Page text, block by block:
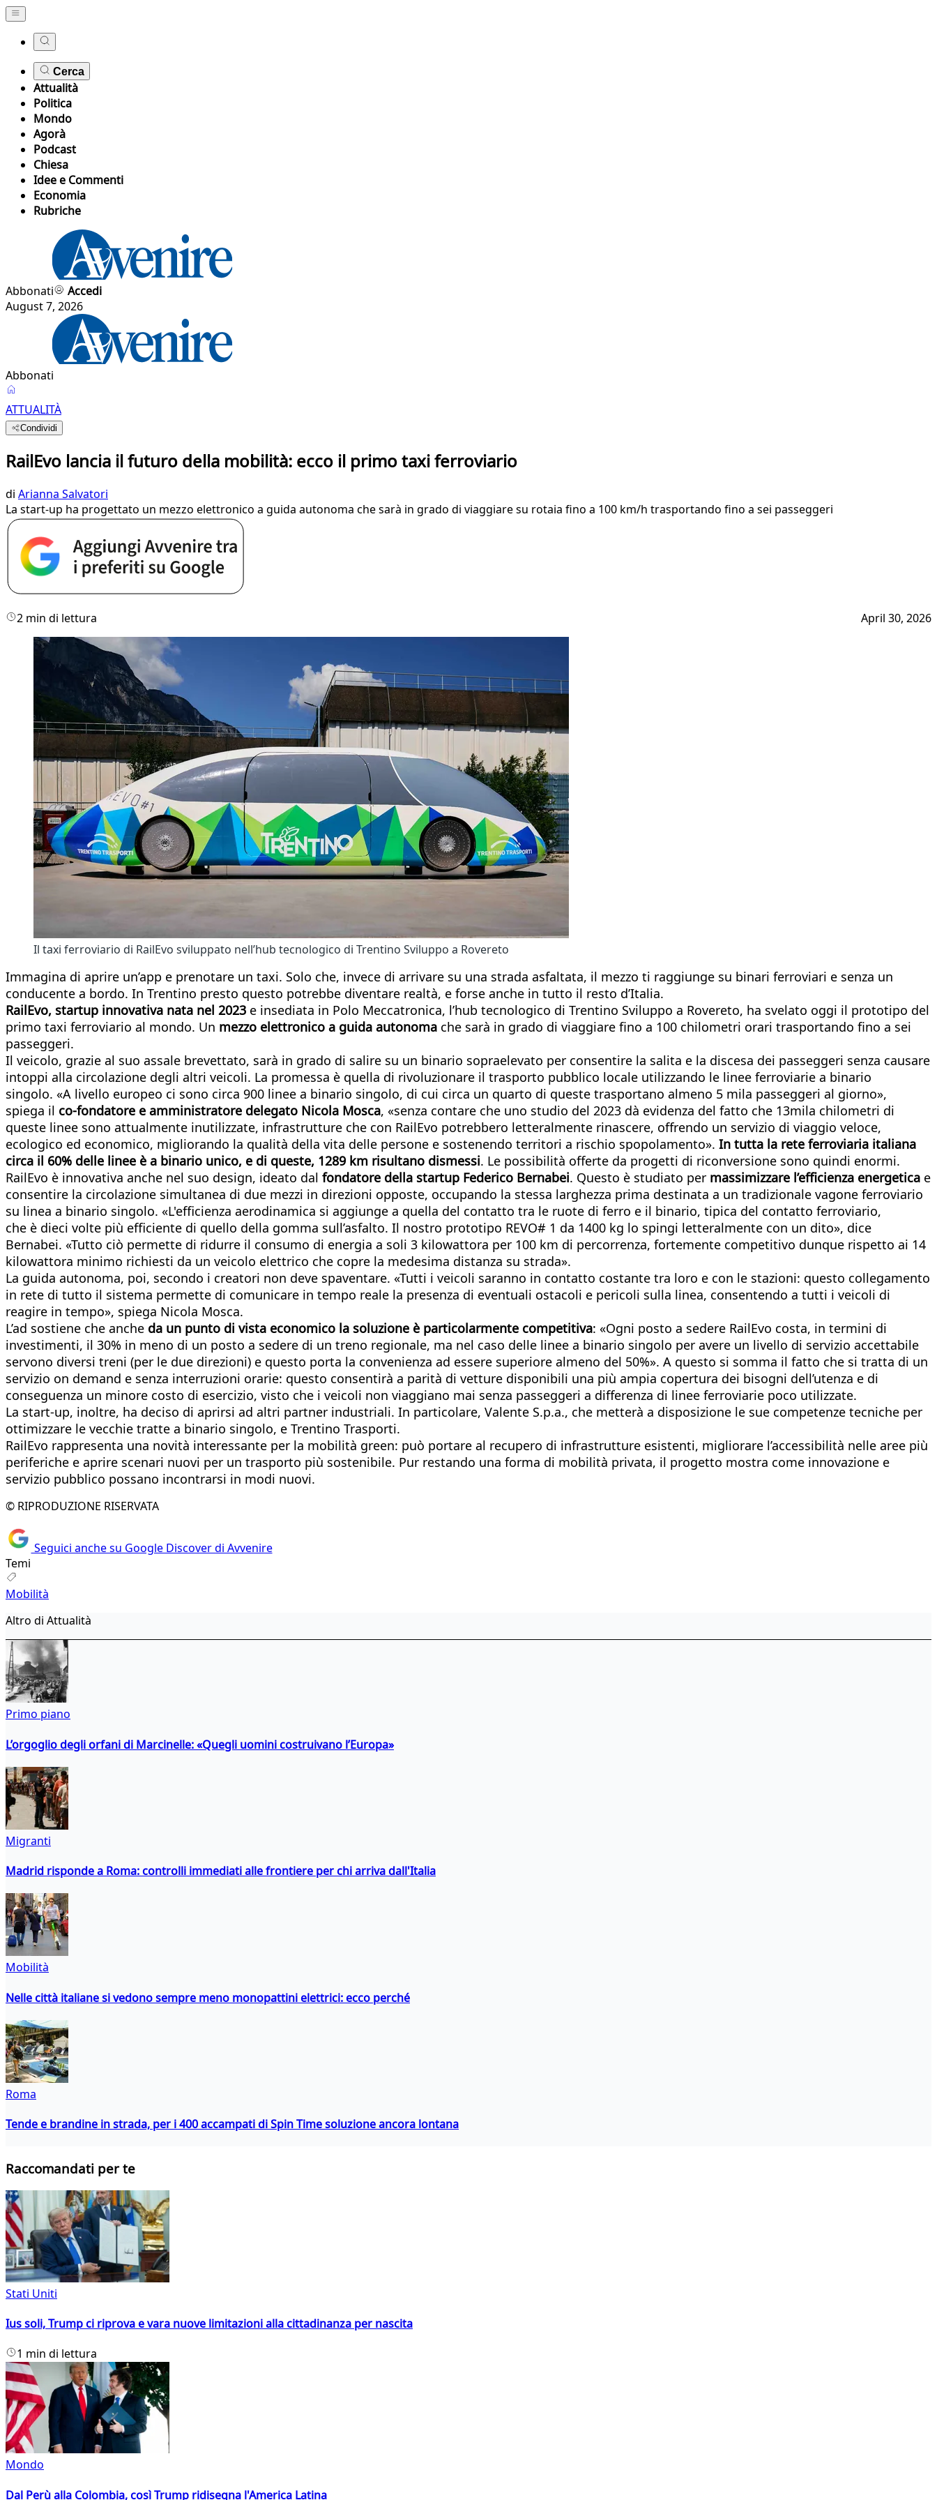
Cerca
Attualità
Politica
Mondo
Agorà
Podcast
Chiesa
Idee e Commenti
Economia
Rubriche
Abbonati
Accedi
August 7, 2026
Abbonati
ATTUALITÀ
Condividi
RailEvo lancia il futuro della mobilità: ecco il primo taxi ferroviario
di Arianna Salvatori
La start-up ha progettato un mezzo elettronico a guida autonoma che sarà in grado di viaggiare su rotaia fino a 100 km/h trasportando fino a sei passeggeri
2 min di lettura April 30, 2026
Il taxi ferroviario di RailEvo sviluppato nell’hub tecnologico di Trentino Sviluppo a Rovereto
Immagina di aprire un’app e prenotare un taxi. Solo che, invece di arrivare su una strada asfaltata, il mezzo ti raggiunge su binari ferroviari e senza un
conducente a bordo. In Trentino presto questo potrebbe diventare realtà, e forse anche in tutto il resto d’Italia.
RailEvo, startup innovativa nata nel 2023 e insediata in Polo Meccatronica, l’hub tecnologico di Trentino Sviluppo a Rovereto, ha svelato oggi il prototipo del
primo taxi ferroviario al mondo. Un mezzo elettronico a guida autonoma che sarà in grado di viaggiare fino a 100 chilometri orari trasportando fino a sei
passeggeri.
Il veicolo, grazie al suo assale brevettato, sarà in grado di salire su un binario sopraelevato per consentire la salita e la discesa dei passeggeri senza causare
intoppi alla circolazione degli altri veicoli. La promessa è quella di rivoluzionare il trasporto pubblico locale utilizzando le linee ferroviarie a binario
singolo. «A livello europeo ci sono circa 900 linee a binario singolo, di cui circa un quarto di queste trasportano almeno 5 mila passeggeri al giorno»,
spiega il co-fondatore e amministratore delegato Nicola Mosca, «senza contare che uno studio del 2023 dà evidenza del fatto che 13mila chilometri di
queste linee sono attualmente inutilizzate, infrastrutture che con RailEvo potrebbero letteralmente rinascere, offrendo un servizio di viaggio veloce,
ecologico ed economico, migliorando la qualità della vita delle persone e sostenendo territori a rischio spopolamento». In tutta la rete ferroviaria italiana
circa il 60% delle linee è a binario unico, e di queste, 1289 km risultano dismessi. Le possibilità offerte da progetti di riconversione sono quindi enormi.
RailEvo è innovativa anche nel suo design, ideato dal fondatore della startup Federico Bernabei. Questo è studiato per massimizzare l’efficienza energetica e
consentire la circolazione simultanea di due mezzi in direzioni opposte, occupando la stessa larghezza prima destinata a un tradizionale vagone ferroviario
su linea a binario singolo. «L'efficienza aerodinamica si aggiunge a quella del contatto tra le ruote di ferro e il binario, tipica del contatto ferroviario,
che è dieci volte più efficiente di quello della gomma sull’asfalto. Il nostro prototipo REVO# 1 da 1400 kg lo spingi letteralmente con un dito», dice
Bernabei. «Tutto ciò permette di ridurre il consumo di energia a soli 3 kilowattora per 100 km di percorrenza, fortemente competitivo dunque rispetto ai 14
kilowattora minimo richiesti da un veicolo elettrico che copre la medesima distanza su strada».
La guida autonoma, poi, secondo i creatori non deve spaventare. «Tutti i veicoli saranno in contatto costante tra loro e con le stazioni: questo collegamento
in rete di tutto il sistema permette di comunicare in tempo reale la presenza di eventuali ostacoli e pericoli sulla linea, consentendo a tutti i veicoli di
reagire in tempo», spiega Nicola Mosca.
L’ad sostiene che anche da un punto di vista economico la soluzione è particolarmente competitiva: «Ogni posto a sedere RailEvo costa, in termini di
investimenti, il 30% in meno di un posto a sedere di un treno regionale, ma nel caso delle linee a binario singolo per avere un livello di servizio accettabile
servono diversi treni (per le due direzioni) e questo porta la convenienza ad essere superiore almeno del 50%». A questo si somma il fatto che si tratta di un
servizio on demand e senza interruzioni orarie: questo consentirà a parità di vetture disponibili una più ampia copertura dei bisogni dell’utenza e di
conseguenza un minore costo di esercizio, visto che i veicoli non viaggiano mai senza passeggeri a differenza di linee ferroviarie poco utilizzate.
La start-up, inoltre, ha deciso di aprirsi ad altri partner industriali. In particolare, Valente S.p.a., che metterà a disposizione le sue competenze tecniche per
ottimizzare le vecchie tratte a binario singolo, e Trentino Trasporti.
RailEvo rappresenta una novità interessante per la mobilità green: può portare al recupero di infrastrutture esistenti, migliorare l’accessibilità nelle aree più
periferiche e aprire scenari nuovi per un trasporto più sostenibile. Pur restando una forma di mobilità privata, il progetto mostra come innovazione e
servizio pubblico possano incontrarsi in modi nuovi.
© RIPRODUZIONE RISERVATA
Seguici anche su Google Discover di Avvenire
Temi
Mobilità
Altro di Attualità
Primo piano
L’orgoglio degli orfani di Marcinelle: «Quegli uomini costruivano l’Europa»
Migranti
Madrid risponde a Roma: controlli immediati alle frontiere per chi arriva dall'Italia
Mobilità
Nelle città italiane si vedono sempre meno monopattini elettrici: ecco perché
Roma
Tende e brandine in strada, per i 400 accampati di Spin Time soluzione ancora lontana
Raccomandati per te
Stati Uniti
Ius soli, Trump ci riprova e vara nuove limitazioni alla cittadinanza per nascita
1 min di lettura
Mondo
Dal Perù alla Colombia, così Trump ridisegna l'America Latina